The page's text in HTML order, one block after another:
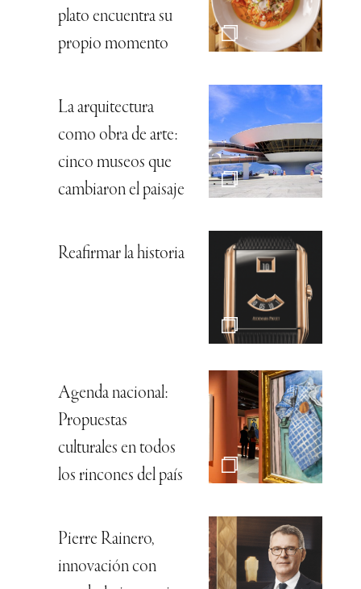
plato encuentra su
propio momento
La arquitectura
como obra de arte:
cinco museos que
cambiaron el paisaje
Reafirmar la historia
Agenda nacional:
Propuestas
culturales en todos
los rincones del país
Pierre Rainero,
innovación con